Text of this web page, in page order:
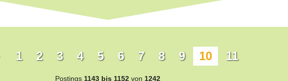
1 2 3 4 5 6 7 8 9 10 11
Postings 1143 bis 1152 von 1242